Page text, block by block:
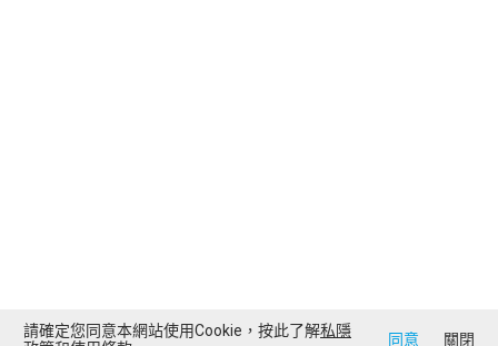
請確定您同意本網站使用Cookie，按此了解私隱
同意 關閉